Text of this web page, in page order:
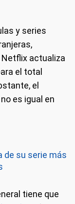
y series
actualiza
el total
el
es igual en
de su serie más
tiene que